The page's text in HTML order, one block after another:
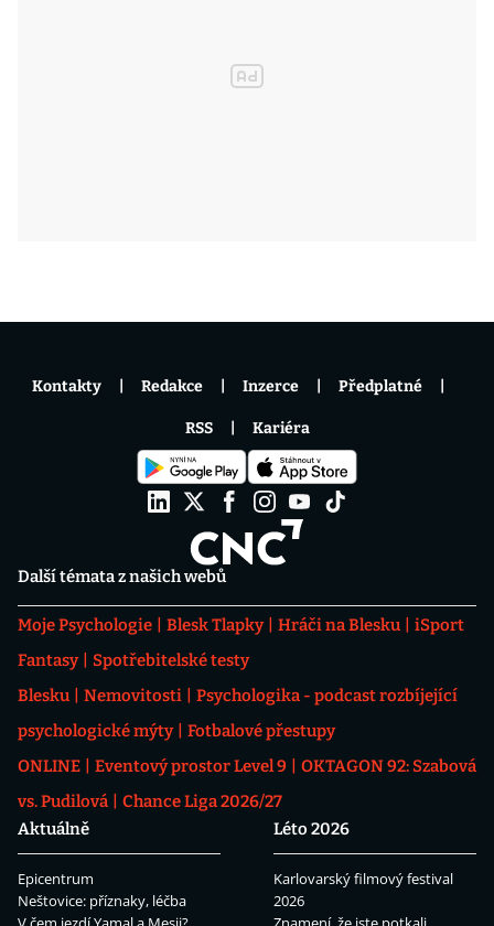
Další témata z našich webů
Moje Psychologie Blesk Tlapky Hráči na Blesku
iSport
Fantasy
Spotřebitelské testy
Blesku
Nemovitosti
Psychologika - podcast rozbíjející
psychologické mýty
Fotbalové přestupy
ONLINE
Eventový prostor Level 9
OKTAGON 92: Szabová
vs. Pudilová
Chance Liga 2026/27
Aktuálně
Epicentrum
Neštovice: příznaky, léčba
Léto 2026
Karlovarský filmový festival
2026
Kontakty Redakce Inzerce Předplatné
RSS Kariéra